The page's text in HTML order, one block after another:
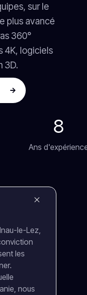
le-Lez,
les
nous
sur le
plus avancé
360°
4K, logiciels
3D.
8
Ans